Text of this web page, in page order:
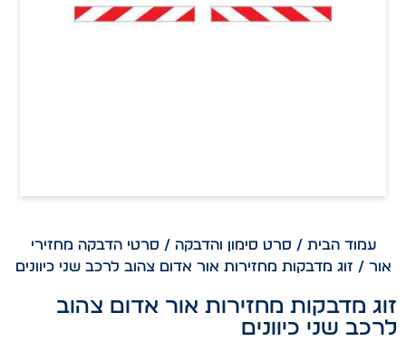
עמוד הבית/ סרט סימון והדבקה/ סרטי הדבקה מחזירי
אור/ זוג מדבקות מחזירות אור אדום צהוב לרכב שני כיוונים
זוג מדבקות מחזירות אור אדום צהוב
לרכב שני כיוונים